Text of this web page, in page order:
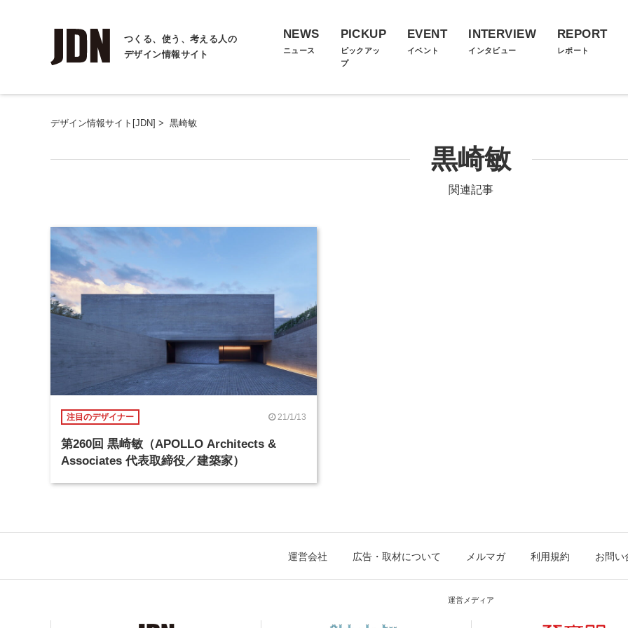
つくる、使う、考える人の
デザイン情報サイト
NEWS
ニュース
PICKUP
ピックアッ
プ
EVENT
イベント
INTERVIEW
インタビュー
REPORT
レポート
デザイン情報サイト[JDN] > 黒崎敏
黒崎敏
関連記事
注目のデザイナー 21/1/13
第260回 黒崎敏（APOLLO Architects &
Associates 代表取締役／建築家）
運営会社 広告・取材について メルマガ 利用規約 お問い
運営メディア